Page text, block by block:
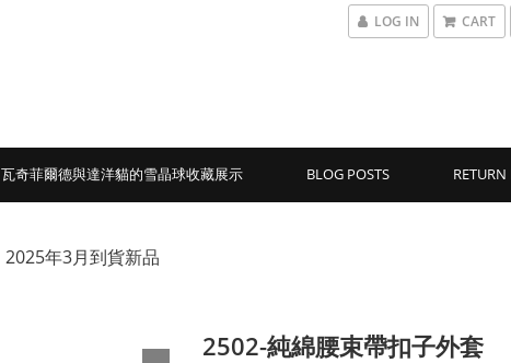
LOG IN CART
瓦奇菲爾德與達洋貓的雪晶球收藏展示 BLOG POSTS
2025年3月到貨新品
2502-純綿腰束帶扣子外套